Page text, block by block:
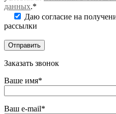
данных.*
Даю согласие на
рассылки
Заказать звонок
Ваше имя*
Ваш e-mail*